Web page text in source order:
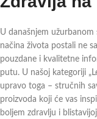
U današnjem užurbanom
načina života postali ne
pouzdane i kvalitetne
putu. U našoj kategoriji
upravo toga – stručnih
proizvoda koji će vas
boljem zdravlju i